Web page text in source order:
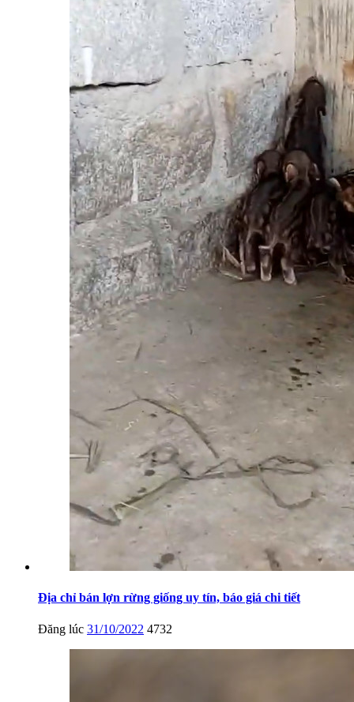
Địa chỉ bán lợn rừng giống uy tín, báo giá chi tiết
Đăng lúc 31/10/2022 4732